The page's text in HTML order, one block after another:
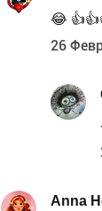
😂
26
Anna